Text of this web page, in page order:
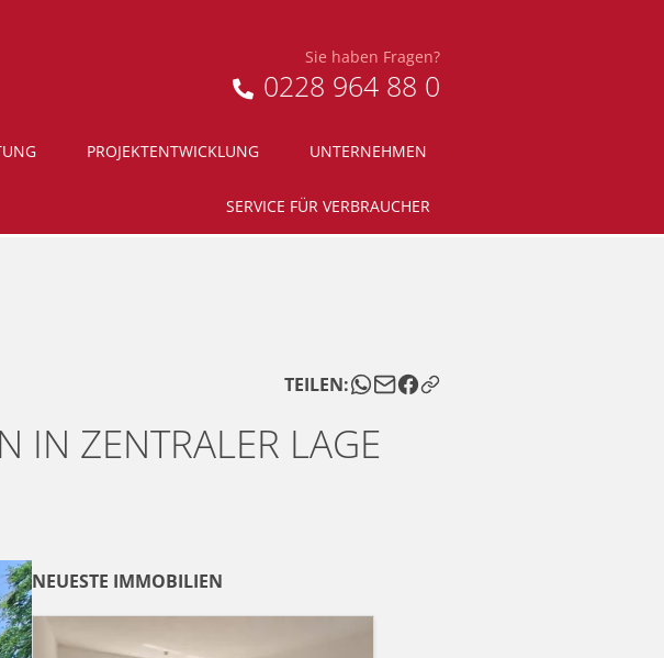
Sie haben Fragen?
0228 964 88 0
PROJEKTENTWICKLUNG UNTERNEHMEN
SERVICE FÜR VERBRAUCHER
TEILEN:
IN ZENTRALER LAGE
NEUESTE IMMOBILIEN